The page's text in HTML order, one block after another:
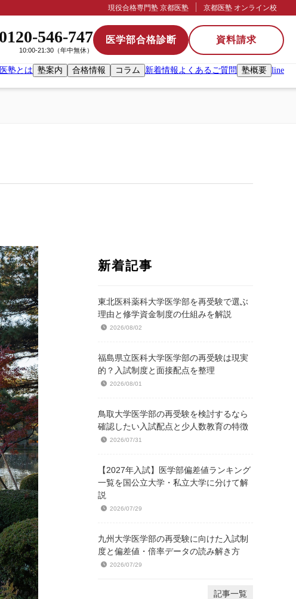
現役合格専門塾 京都医塾 京都医塾 オンライン校
塾とは 塾案内 合格情報 コラム 新着情報よくあるご質問 塾概要 line
0120-546-747
10:00-21:30（年中無休）
医学部合格診断 資料請求
新着記事
東北医科薬科大学医学部を再受験で選ぶ
理由と修学資金制度の仕組みを解説
2026/08/02
福島県立医科大学医学部の再受験は現実
的？入試制度と面接配点を整理
2026/08/01
鳥取大学医学部の再受験を検討するなら
確認したい入試配点と少人数教育の特徴
2026/07/31
【2027年入試】医学部偏差値ランキング
一覧を国公立大学・私立大学に分けて解
説
2026/07/29
九州大学医学部の再受験に向けた入試制
度と偏差値・倍率データの読み解き方
2026/07/29
記事一覧